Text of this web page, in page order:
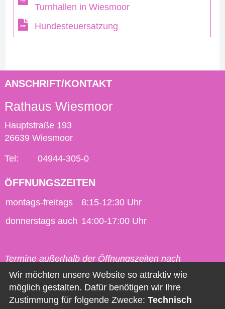
Turnhallen in Wiesmoor
Hundesteuersatzung
ANSCHRIFT/KONTAKT
Rathaus Wiesmoor
Hauptstraße 193
26639 Wiesmoor
Tel: 04944-305-0
ÖFFNUNGSZEITEN
montags-freitags
8:15-12:30 Uhr
donnerstags auch 14:00-17:00 Uhr
Termine außerhalb der Öffnungszeiten nach
vorheriger Vereinbarung möglich.
Kontakt
Wir möchten unsere Website so attraktiv wie
möglich gestalten. Dafür benötigen wir Ihre
Zustimmung für folgende Zwecke: Technisch